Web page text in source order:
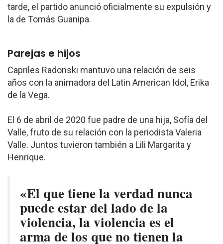
tarde, el partido anunció oficialmente su expulsión y
la de Tomás Guanipa.
Parejas e hijos
Capriles Radonski mantuvo una relación de seis
años con la animadora del Latin American Idol, Erika
de la Vega.
El 6 de abril de 2020 fue padre de una hija, Sofía del
Valle, fruto de su relación con la periodista Valeria
Valle. Juntos tuvieron también a Lili Margarita y
Henrique.
«El que tiene la verdad nunca
puede estar del lado de la
violencia, la violencia es el
arma de los que no tienen la